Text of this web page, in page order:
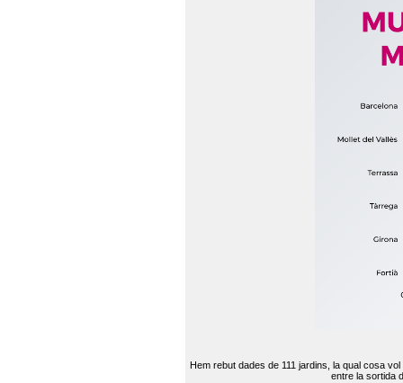
Hem rebut dades de 111 jardins, la qual cosa
entre la sortida